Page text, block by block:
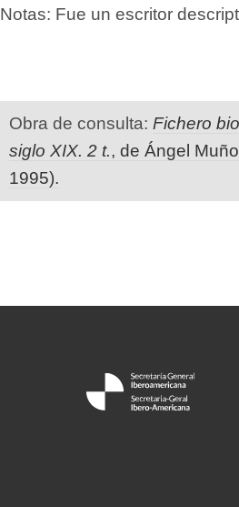
Notas: Fue un escritor
Obra de consulta: Fichero
siglo XIX. 2 t., de Ángel
1995).